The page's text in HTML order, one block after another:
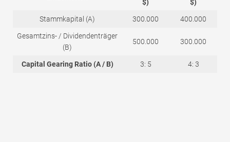
$)
$)
Stammkapital (A) 300.000 400.000
Gesamtzins- / Dividendenträger
(B)
500.000 300.000
Capital Gearing Ratio (A / B) 3: 5 4: 3